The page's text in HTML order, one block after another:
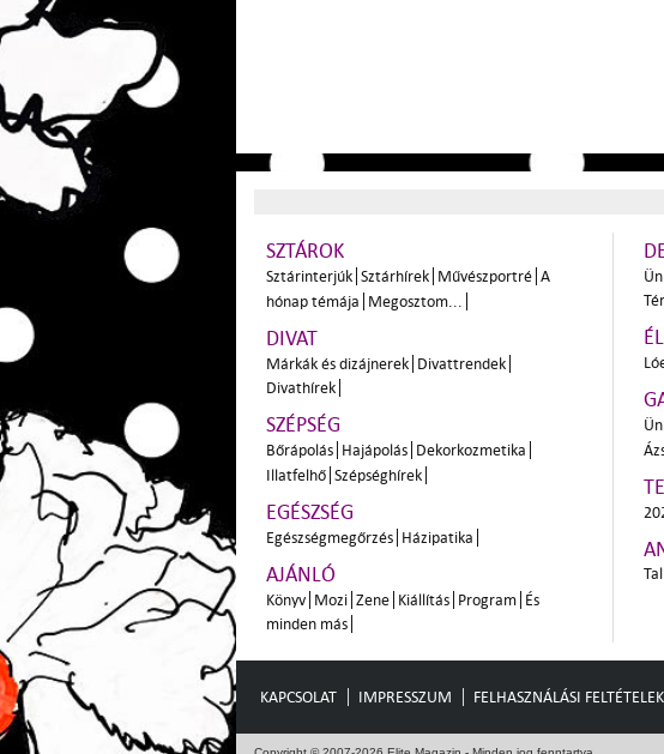
SZTÁROK
Sztárinterjúk Sztárhírek Művészportré A
hónap témája Megosztom...
DIVAT
Márkák és dizájnerek Divattrendek
Divathírek
SZÉPSÉG
Bőrápolás Hajápolás Dekorkozmetika
Illatfelhő Szépséghírek
EGÉSZSÉG
Egészségmegőrzés Házipatika
AJÁNLÓ
Könyv Mozi Zene Kiállítás Program És
minden más
KAPCSOLAT IMPRESSZUM FELHASZNÁLÁSI FELTÉTELEK